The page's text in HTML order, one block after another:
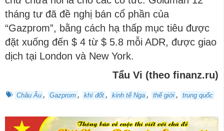
tháng tư đã đề nghị bán cổ phần của
“Gazprom”, bằng cách hạ thấp mục tiêu được
đặt xuống đến $ 4 từ $ 5.8 mỗi ADR, được giao
dịch tại London và New York.
Tẩu Vi (theo finanz.ru)
Châu Âu , Gazprom , khí đốt , kinh tế Nga , thế giới , trung quốc